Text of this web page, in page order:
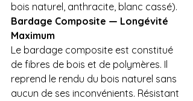
bois naturel, anthracite, blanc cassé).
Bardage Composite — Longévité
Maximum
Le bardage composite est constitué
de fibres de bois et de polymères. Il
reprend le rendu du bois naturel sans
aucun de ses inconvénients. Résistant